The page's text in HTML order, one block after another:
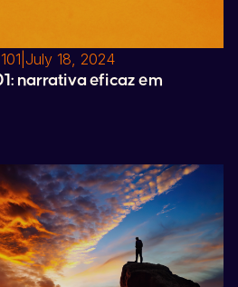
July 18, 2024
narrativa eficaz em